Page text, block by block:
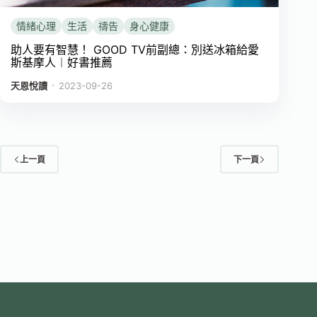
情緒心理 生活 禱告 身心健康
助人要有智慧！ GOOD TV前副總：別送冰箱給愛
斯基摩人︱好書推薦
天恩悅讀 ． 2023-09-26
上一頁 下一頁